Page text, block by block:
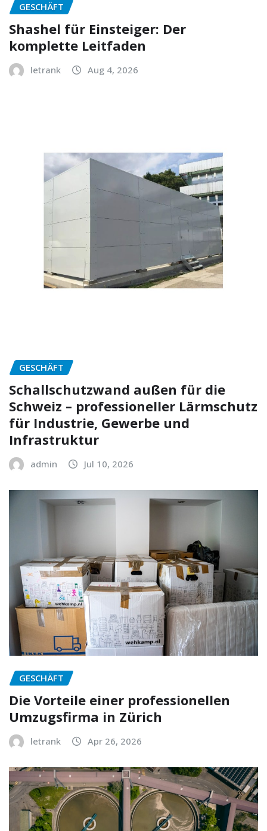
GESCHÄFT
Shashel für Einsteiger: Der
komplette Leitfaden
letrank Aug 4, 2026
GESCHÄFT
Schallschutzwand außen für die
Schweiz – professioneller Lärmschutz
für Industrie, Gewerbe und
Infrastruktur
admin Jul 10, 2026
GESCHÄFT
Die Vorteile einer professionellen
Umzugsfirma in Zürich
letrank Apr 26, 2026